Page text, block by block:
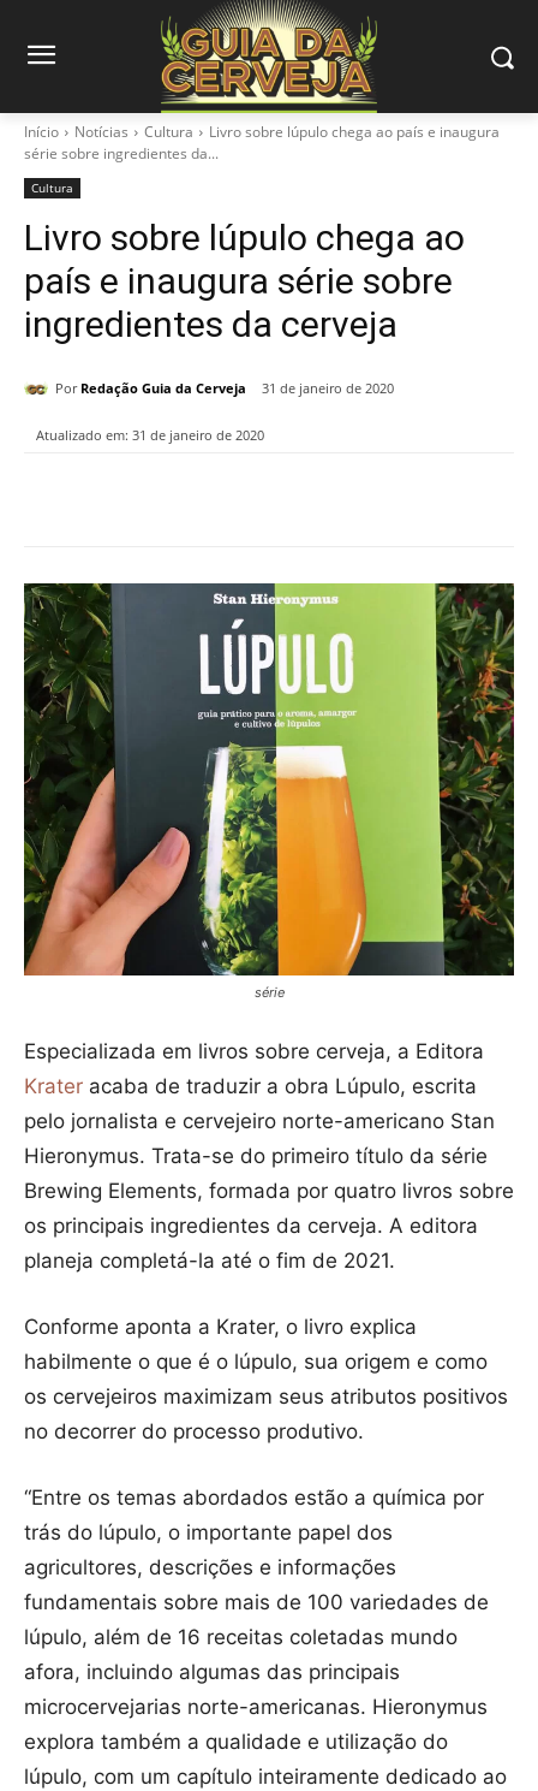
Início Notícias Cultura
Livro sobre lúpulo chega ao país e inaugura
série sobre ingredientes da...
Cultura
Livro sobre lúpulo chega ao
país e inaugura série sobre
ingredientes da cerveja
Por Redação Guia da Cerveja 31 de janeiro de 2020
Atualizado em: 31 de janeiro de 2020
série
Especializada em livros sobre cerveja, a Editora
Krater acaba de traduzir a obra Lúpulo, escrita
pelo jornalista e cervejeiro norte-americano Stan
Hieronymus. Trata-se do primeiro título da série
Brewing Elements, formada por quatro livros sobre
os principais ingredientes da cerveja. A editora
planeja completá-la até o fim de 2021.
Conforme aponta a Krater, o livro explica
habilmente o que é o lúpulo, sua origem e como
os cervejeiros maximizam seus atributos positivos
no decorrer do processo produtivo.
“Entre os temas abordados estão a química por
trás do lúpulo, o importante papel dos
agricultores, descrições e informações
fundamentais sobre mais de 100 variedades de
lúpulo, além de 16 receitas coletadas mundo
afora, incluindo algumas das principais
microcervejarias norte-americanas. Hieronymus
explora também a qualidade e utilização do
lúpulo, com um capítulo inteiramente dedicado ao